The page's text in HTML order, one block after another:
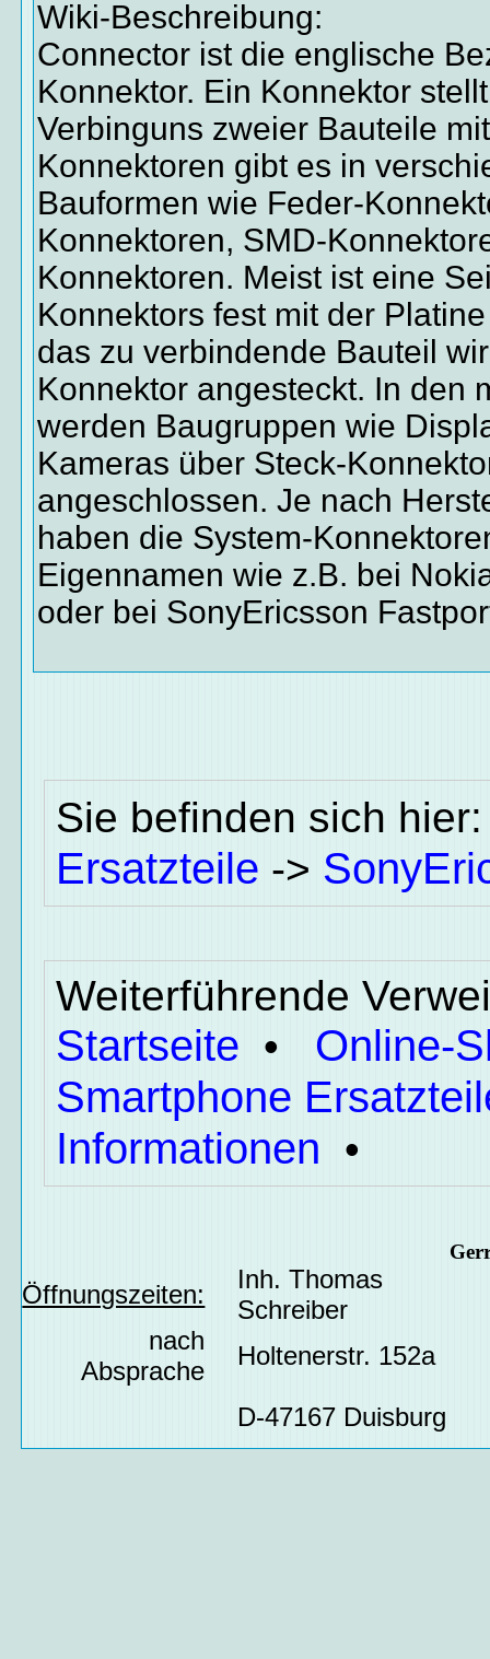
Wiki-Beschreibung:
Connector ist die englische
Konnektor. Ein Konnektor
Verbinguns zweier Bauteile
Konnektoren gibt es in
Bauformen wie Feder-
Konnektoren, SMD-
Konnektoren. Meist ist eine
Konnektors fest mit der
das zu verbindende Bauteil
Konnektor angesteckt. In den
werden Baugruppen wie
Kameras über Steck-
angeschlossen. Je nach
haben die System-
Eigennamen wie z.B. bei
oder bei SonyEricsson
Sie befinden sich
Ersatzteile ->
Weiterführende
Startseite • Online-
Smartphone
Informationen •
Öffnungszeiten:
Inh. Thomas
Schreiber
nach
Absprache
Holtenerstr. 152a
D-47167 Duisburg